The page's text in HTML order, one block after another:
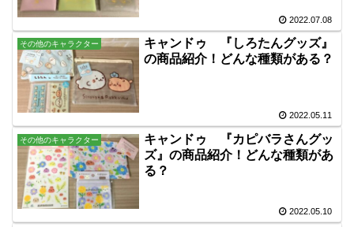
2022.07.08
その他のキャラクター
キャンドゥ 『しろたんグッズ』
の商品紹介！どんな種類がある？
2022.05.11
その他のキャラクター
キャンドゥ 『カピバラさんグッ
ズ』の商品紹介！どんな種類があ
る？
2022.05.10